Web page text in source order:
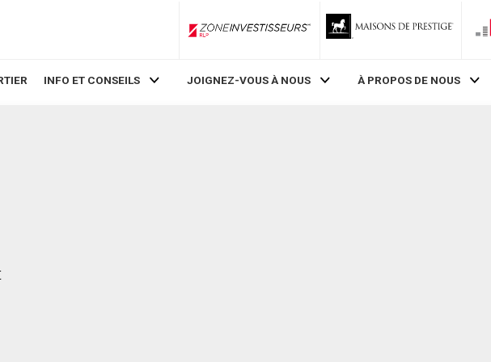
ZoneInvestisseurs RLP
INFO ET CONSEILS JOIGNEZ-VOUS À NOUS À PROPOS DE NOUS